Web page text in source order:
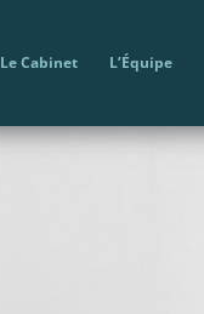
Le Cabinet L’Équipe